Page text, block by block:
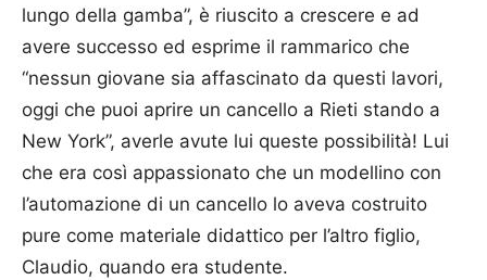
lungo della gamba”, è riuscito a crescere e ad
avere successo ed esprime il rammarico che
“nessun giovane sia affascinato da questi lavori,
oggi che puoi aprire un cancello a Rieti stando a
New York”, averle avute lui queste possibilità! Lui
che era così appassionato che un modellino con
l’automazione di un cancello lo aveva costruito
pure come materiale didattico per l’altro figlio,
Claudio, quando era studente.